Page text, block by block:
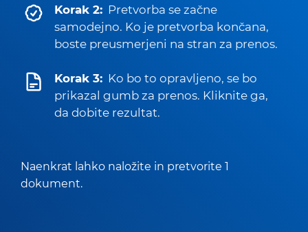
Korak 2: Pretvorba se začne
samodejno. Ko je pretvorba končana,
boste preusmerjeni na stran za prenos.
Korak 3: Ko bo to opravljeno, se bo
prikazal gumb za prenos. Kliknite ga,
da dobite rezultat.
Naenkrat lahko naložite in pretvorite 1
dokument.